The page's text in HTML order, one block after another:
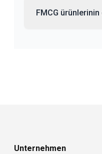
FMCG ürünlerinin
Unternehmen